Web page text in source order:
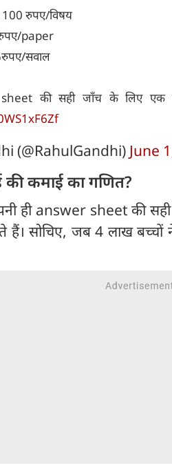
रुपए/विषय
paper
सवाल
sheet की सही जाँच के लिए
(@RahulGandhi) June
की कमाई का गणित?
ही answer sheet की
सोचिए, जब 4 लाख बच्चों